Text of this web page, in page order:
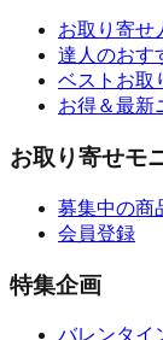
お取り寄せ
達人のおす
ベストお取
お得＆最新
お取り寄せモ
募集中の商
会員登録
特集企画
バレンタイ